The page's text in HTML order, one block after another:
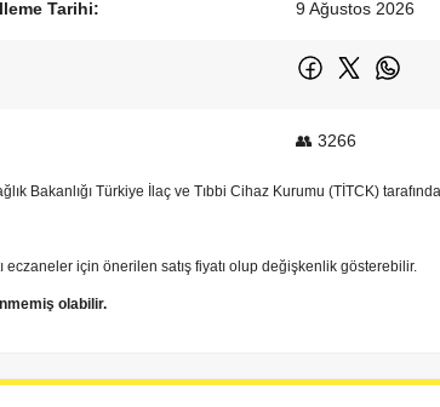
Tarihi: 9 Ağustos 2026
👥 3266
Bakanlığı Türkiye İlaç ve Tıbbi Cihaz Kurumu (TİTCK)
eczaneler için önerilen satış fiyatı olup değişkenlik gösterebilir.
olabilir.